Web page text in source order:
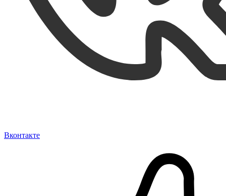
Вконтакте